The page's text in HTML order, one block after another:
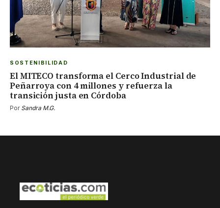
SOSTENIBILIDAD
El MITECO transforma el Cerco Industrial de
Peñarroya con 4 millones y refuerza la
transición justa en Córdoba
Por Sandra M.G.